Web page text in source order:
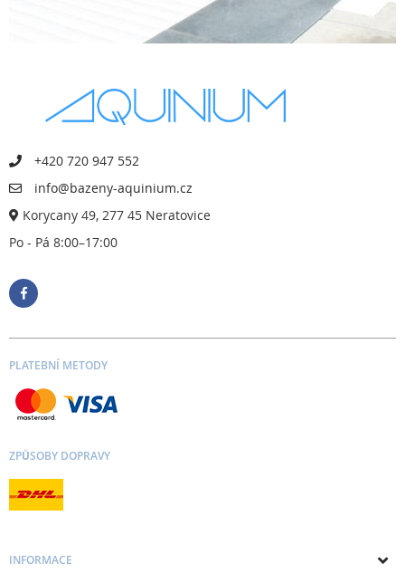
+420 720 947 552
info@bazeny-aquinium.cz
Korycany 49, 277 45 Neratovice
Po - Pá 8:00–17:00
PLATEBNÍ METODY
ZPŮSOBY DOPRAVY
INFORMACE